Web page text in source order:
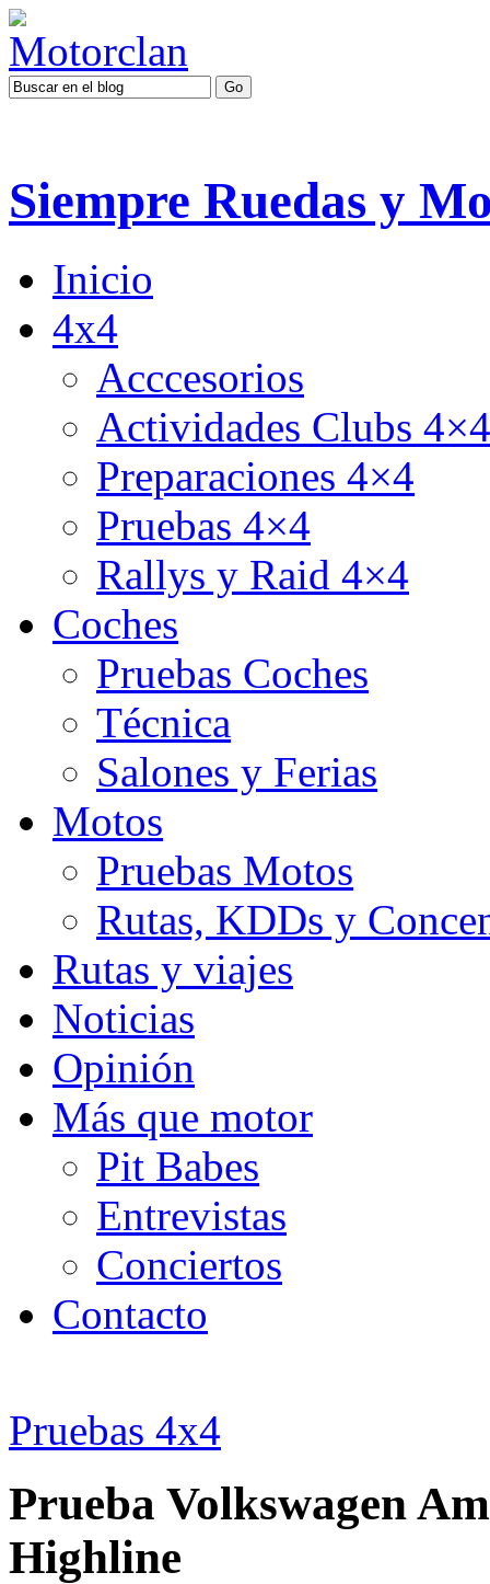
Siempre Ruedas y
Inicio
4x4
Acccesorios
Actividades Clubs 4×4
Preparaciones 4×4
Pruebas 4×4
Rallys y Raid 4×4
Coches
Pruebas Coches
Técnica
Salones y Ferias
Motos
Pruebas Motos
Rutas, KDDs y
Rutas y viajes
Noticias
Opinión
Más que motor
Pit Babes
Entrevistas
Conciertos
Contacto
Pruebas 4x4
Prueba Volkswagen
Highline